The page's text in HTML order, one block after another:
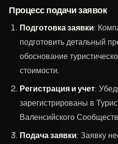
Процесс подачи заявок
Подготовка заявки:
подготовить детальный
обоснование
стоимости.
Регистрация и учет:
зарегистрированы в
Валенсийского
Подача заявки: Заявку